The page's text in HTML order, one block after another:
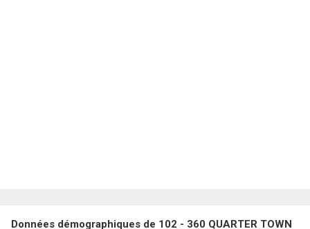
Données démographiques de 102 - 360 QUARTER TOWN